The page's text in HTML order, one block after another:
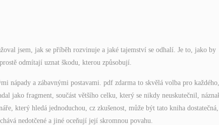
jsem, jak se příběh rozvinuje a jaké tajemství se odhalí. Je to, jako by
odmítají uznat škodu, kterou způsobují.
nápady a zábavnými postavami. pdf zdarma to skvělá volba pro
jako fragment, součást většího celku, který se nikdy neuskutečnil,
který hledá jednoduchou, cz zkušenost, může být tato kniha
nedotčené a jiné oceňují její skromnou povahu.